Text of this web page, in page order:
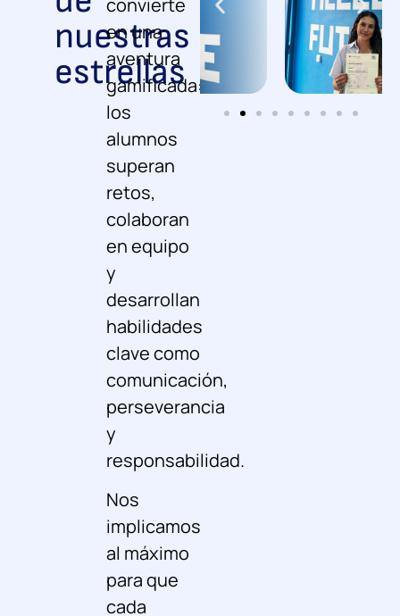
nuestras
estrellas
convierte
en una
aventura
gamificada:
los
alumnos
superan
retos,
colaboran
en equipo
y
desarrollan
habilidades
clave como
comunicación,
perseverancia
y
responsabilidad.
Nos
implicamos
al máximo
para que
cada